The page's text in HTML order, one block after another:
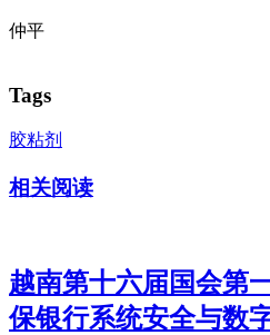
仲平
Tags
胶粘剂
相关阅读
越南第十六届国会第
保银行系统安全与数